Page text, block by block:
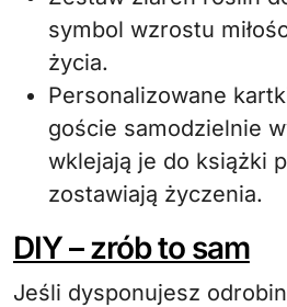
symbol wzrostu
życia.
Personalizowane
goście samodzielnie
wklejają je do książki
zostawiają życzenia.
DIY – zrób to sam
Jeśli dysponujesz